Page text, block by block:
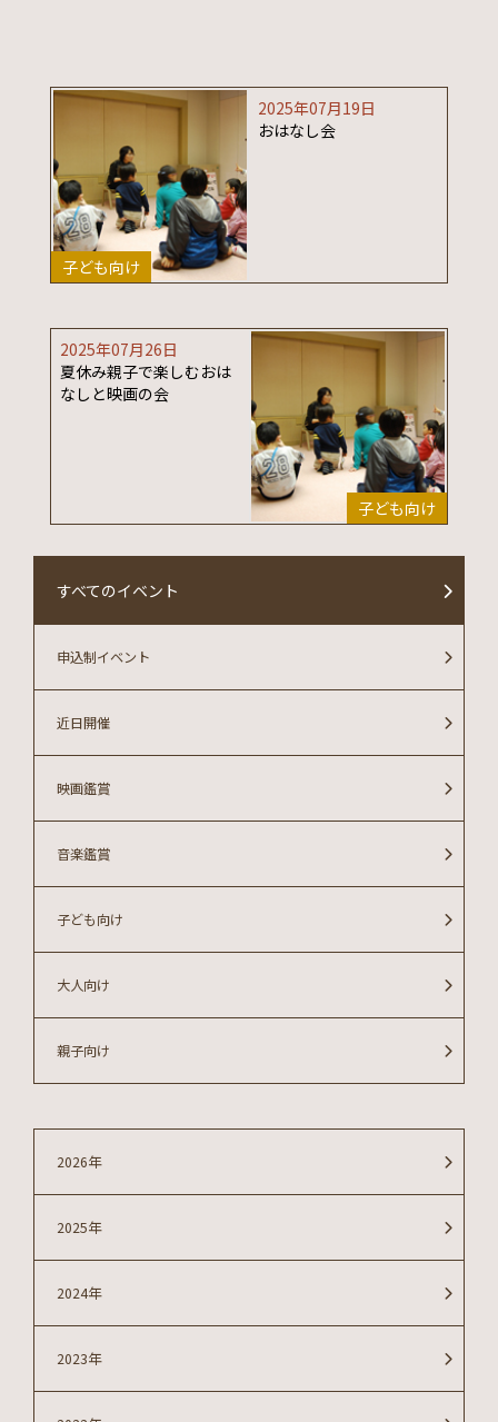
子ども向け
2025年07月19日
おはなし会
子ども向け
2025年07月26日
夏休み親子で楽しむおは
なしと映画の会
すべてのイベント
親子向け
大人向け
子ども向け
音楽鑑賞
映画鑑賞
近日開催
申込制イベント
2026年
2025年
2024年
2023年